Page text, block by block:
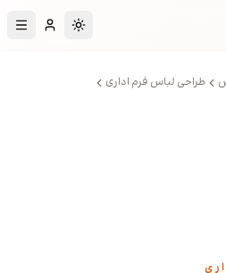
تغییر به حالت
طراحی لباس فرم اداری